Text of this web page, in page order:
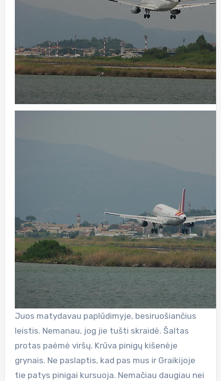
Juos matydavau paplūdimyje, besiruošiančius
leistis. Nemanau, jog jie tušti skraidė. Šaltas
protas paėmė viršų. Krūva pinigų kišenėje
grynais. Ne paslaptis, kad pas mus ir Graikijoje
tie patys pinigai kursuoja. Nemačiau daugiau nei